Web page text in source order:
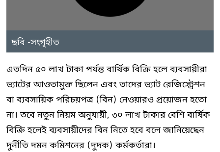
ছবি -সংগৃহীত
এতদিন ৫০ লাখ টাকা পর্যন্ত বার্ষিক বিক্রি হলে ব্যবসায়ীরা
ভ্যাটের আওতামুক্ত ছিলেন এবং তাদের ভ্যাট রেজিস্ট্রেশন
বা ব্যবসায়িক পরিচয়পত্র (বিন) নেওয়ারও প্রয়োজন হতো
না। তবে নতুন নিয়ম অনুযায়ী, ৩০ লাখ টাকার বেশি বার্ষিক
বিক্রি হলেই ব্যবসায়ীদের বিন নিতে হবে বলে জানিয়েছেন
দুর্নীতি দমন কমিশনের (দুদক) কর্মকর্তারা।